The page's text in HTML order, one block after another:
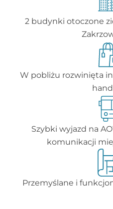
2 budynki otoczone
W pobliżu rozwinięta
Szybki wyjazd na
komunikacji
Przemyślane i